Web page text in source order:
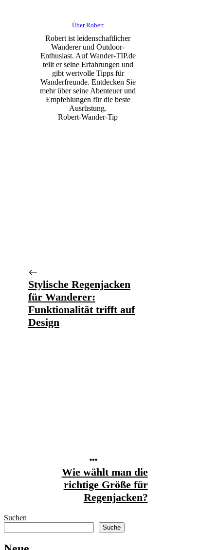
Über Robert
Robert ist leidenschaftlicher
Wanderer und Outdoor-
Enthusiast. Auf Wander-TIP.de
teilt er seine Erfahrungen und
gibt wertvolle Tipps für
Wanderfreunde. Entdecken Sie
mehr über seine Abenteuer und
Empfehlungen für die beste
Ausrüstung.
Robert-Wander-Tip
Stylische Regenjacken
für Wanderer:
Funktionalität trifft auf
Design
Wie wählt man die
richtige Größe für
Regenjacken?
Suchen
Suche